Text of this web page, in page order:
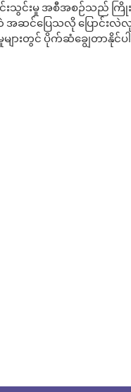
းသွင်းမှု အစီအစဉ်သည် ကြိုး
အဆင်ပြေသလို ပြောင်းလဲ
များတွင် ပိုက်ဆံချွေတာနိုင်